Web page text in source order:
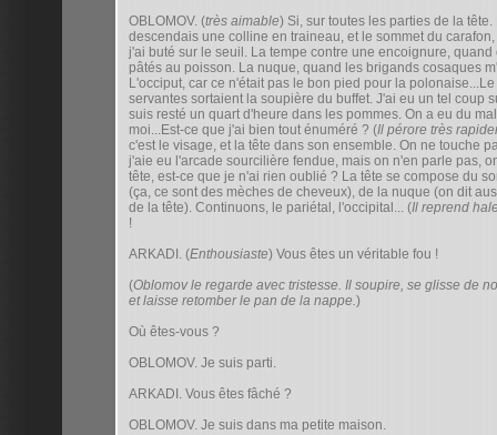
OBLOMOV. (très aimable) Si, sur toutes les parties de la
descendais une colline en traineau, et le sommet du
j'ai buté sur le seuil. La tempe contre une encoignure,
pâtés au poisson. La nuque, quand les brigands cosaques
L'occiput, car ce n'était pas le bon pied pour la
servantes sortaient la soupière du buffet. J'ai eu un tel coup
suis resté un quart d'heure dans les pommes. On a eu du
moi...Est-ce que j'ai bien tout énuméré ? (Il pérore très
c'est le visage, et la tête dans son ensemble. On ne touche
j'aie eu l'arcade sourcilière fendue, mais on n'en parle pas,
tête, est-ce que je n'ai rien oublié ? La tête se compose du
(ça, ce sont des mèches de cheveux), de la nuque (on dit
de la tête). Continuons, le pariétal, l'occipital... (Il reprend
!
ARKADI. (Enthousiaste) Vous êtes un véritable fou !
(Oblomov le regarde avec tristesse. Il soupire, se glisse de
et laisse retomber le pan de la nappe.)
Où êtes-vous ?
OBLOMOV. Je suis parti.
ARKADI. Vous êtes fâché ?
OBLOMOV. Je suis dans ma petite maison.